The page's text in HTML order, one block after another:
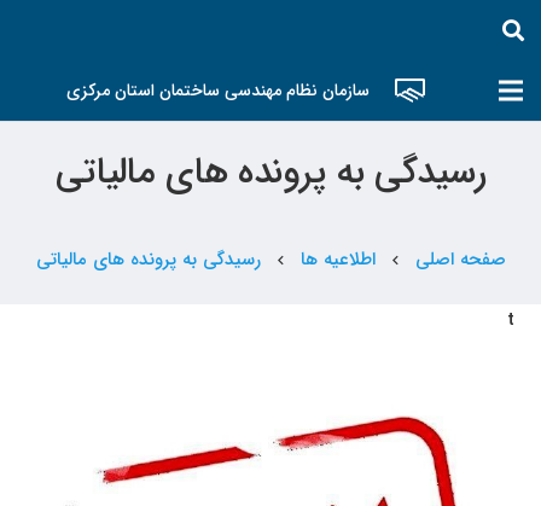
سازمان نظام مهندسی ساختمان استان مرکزی
رسیدگی به پرونده های مالیاتی
صفحه اصلی chevron_left اطلاعیه ها chevron_left رسیدگی به پرونده های مالیاتی
t